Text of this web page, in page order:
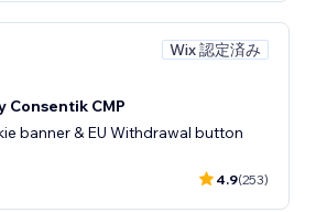
Wix 認定済み
Consentik CMP
banner & EU Withdrawal button
4.9(253)